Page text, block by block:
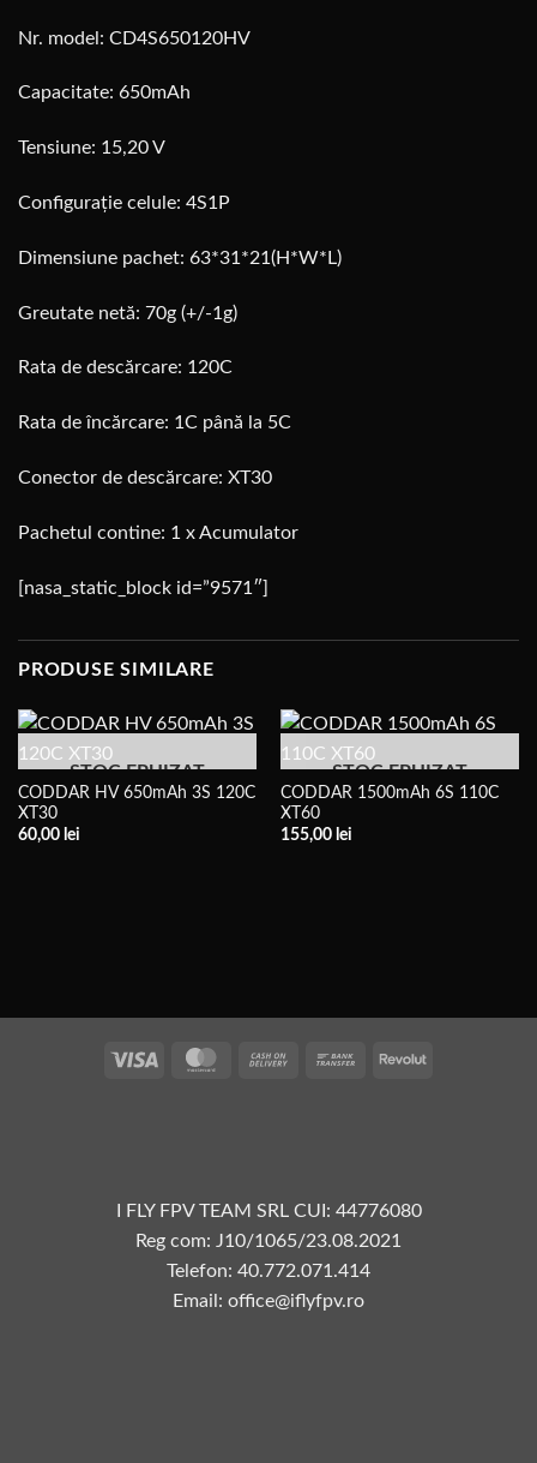
Nr. model: CD4S650120HV
Capacitate: 650mAh
Tensiune: 15,20 V
Configurație celule: 4S1P
Dimensiune pachet: 63*31*21(H*W*L)
Greutate netă: 70g (+/-1g)
Rata de descărcare: 120C
Rata de încărcare: 1C până la 5C
Conector de descărcare: XT30
Pachetul contine: 1 x Acumulator
[nasa_static_block id=”9571″]
PRODUSE SIMILARE
STOC EPUIZAT
CODDAR HV 650mAh 3S 120C
XT30
60,00 lei
STOC EPUIZAT
CODDAR 1500mAh 6S 110C
XT60
155,00 lei
Vize MasterCardPlata
Transfer Revolut
I FLY FPV TEAM SRL CUI: 44776080
Reg com: J10/1065/23.08.2021
Telefon: 40.772.071.414
Email: office@iflyfpv.ro